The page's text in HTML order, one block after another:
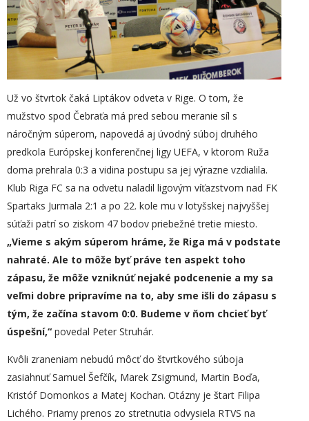
Už vo štvrtok čaká Liptákov odveta v Rige. O tom, že
mužstvo spod Čebraťa má pred sebou meranie síl s
náročným súperom, napovedá aj úvodný súboj druhého
predkola Európskej konferenčnej ligy UEFA, v ktorom Ruža
doma prehrala 0:3 a vidina postupu sa jej výrazne vzdialila.
Klub Riga FC sa na odvetu naladil ligovým víťazstvom nad FK
Spartaks Jurmala 2:1 a po 22. kole mu v lotyšskej najvyššej
súťaži patrí so ziskom 47 bodov priebežné tretie miesto.
„Vieme s akým súperom hráme, že Riga má v podstate
nahraté. Ale to môže byť práve ten aspekt toho
zápasu, že môže vzniknúť nejaké podcenenie a my sa
veľmi dobre pripravíme na to, aby sme išli do zápasu s
tým, že začína stavom 0:0. Budeme v ňom chcieť byť
úspešní,“ povedal Peter Struhár.
Kvôli zraneniam nebudú môcť do štvrtkového súboja
zasiahnuť Samuel Šefčík, Marek Zsigmund, Martin Boďa,
Kristóf Domonkos a Matej Kochan. Otázny je štart Filipa
Lichého. Priamy prenos zo stretnutia odvysiela RTVS na